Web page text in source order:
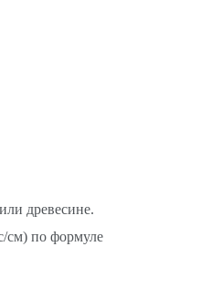
древесине.
см) по формуле